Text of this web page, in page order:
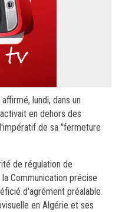
lundi, dans un
en dehors des
de sa "fermeture
de régulation de
Communication précise
d'agrément préalable
en Algérie et ses